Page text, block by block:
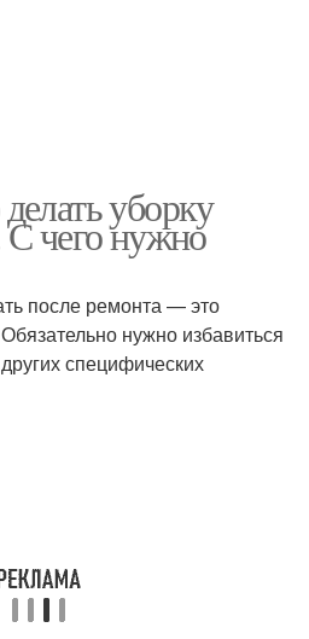
уборку
С чего нужно
после ремонта — это
нужно избавиться
специфических